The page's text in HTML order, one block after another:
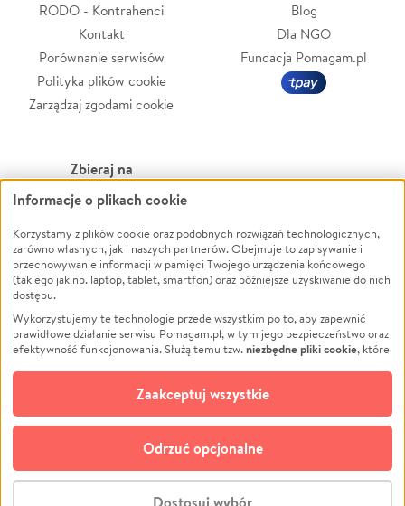
RODO - Kontrahenci
Kontakt
Porównanie serwisów
Polityka plików cookie
Zarządzaj zgodami cookie
Blog
Dla NGO
Fundacja Pomagam.pl
Zbieraj na
Leczenie
Zwierzęta
Pożar
Ukraina
Pomoc Finansowa
Projekty
Pogrzeb
Społeczność lokalna
Kultura
Powódź
Wichura
NGO
Edukacja
Podróż
Impreza
Ochrona środowiska
Biznes
© CROWDING SP. Z O.O.
Informacje o plikach cookie
Korzystamy z plików cookie oraz podobnych rozwiązań technologicznych,
zarówno własnych, jak i naszych partnerów. Obejmuje to zapisywanie i
przechowywanie informacji w pamięci Twojego urządzenia końcowego
(takiego jak np. laptop, tablet, smartfon) oraz późniejsze uzyskiwanie do nich
dostępu.
Wykorzystujemy te technologie przede wszystkim po to, aby zapewnić
prawidłowe działanie serwisu Pomagam.pl, w tym jego bezpieczeństwo oraz
efektywność funkcjonowania. Służą temu tzw.niezbędne pliki cookie, które
opcjonalnych plików cookie
technologii do celów analitycznych i retargetingowych. Możesz wyrazić
zgodę na ich stosowanie lub jej odmówić. W dowolnym momencie masz
możliwość zmiany swoich preferencji na stronie „Zarządzaj zgodami cookie”,
do której link znajdziesz w stopce serwisu Pomagam.pl. Opcjonalne pliki
cookie wykorzystywane są w następujących celach:
Odrzuć opcjonalne
Zaakceptuj wszystkie